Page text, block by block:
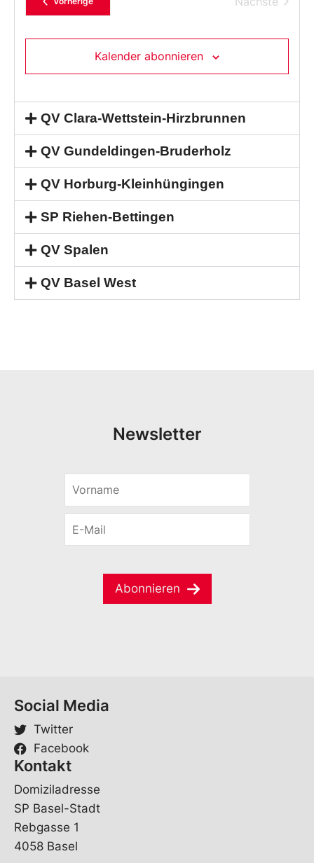
Kalender abonnieren
QV Clara-Wettstein-Hirzbrunnen
QV Gundeldingen-Bruderholz
QV Horburg-Kleinhüngingen
SP Riehen-Bettingen
QV Spalen
QV Basel West
Newsletter
r
M
Abonnieren
Social Media
Twitter
Facebook
Kontakt
Domiziladresse
SP Basel-Stadt
Rebgasse 1
4058 Basel